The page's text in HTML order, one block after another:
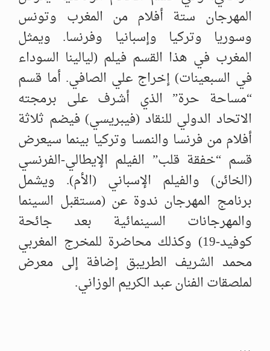
المهرجان ستة أفلام من المغرب وتونس
وسوريا وتركيا وإسبانيا وفرنسا. ويمثل
المغرب في هذا القسم فيلم (ليالينا السوداء
في السبعينات) إخراج علي الصافي. أما قسم
“مساحة حرة” الذي أشرف على برمجته
الاتحاد الدولي للنقاد (فيبريسي) فيضم ثلاثة
أفلام من فرنسا والنمسا وتركيا بينما سيعرض
قسم “خفقة قلب” الفيلم الإيطالي-الفرنسي
(الخائن) والفيلم الإسباني (الأم). ويشمل
برنامج المهرجان ندوة عن (مستقبل السينما
والمهرجانات السينمائية بعد جائحة
كوفيد-19) وكذلك محاضرة للمخرج المغربي
محمد الشريف الطريبق إضافة إلى معرض
لملصقات الفنان عبد الكريم الوزاني.